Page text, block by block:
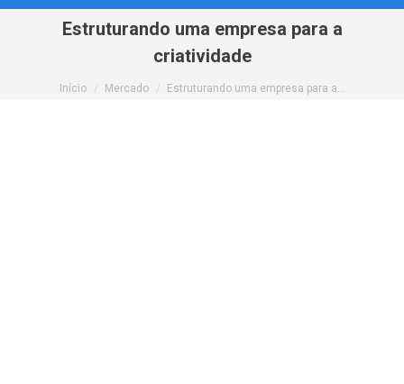
Estruturando uma empresa para a
criatividade
Você está aqui:
Início Mercado Estruturando uma empresa para a…